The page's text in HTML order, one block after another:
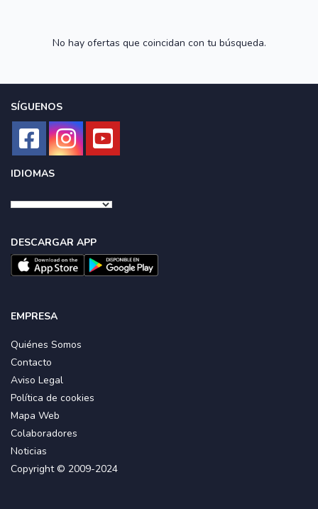
No hay ofertas que coincidan con tu búsqueda.
SÍGUENOS
IDIOMAS
DESCARGAR APP
EMPRESA
Quiénes Somos
Contacto
Aviso Legal
Política de cookies
Mapa Web
Colaboradores
Noticias
Copyright © 2009-2024